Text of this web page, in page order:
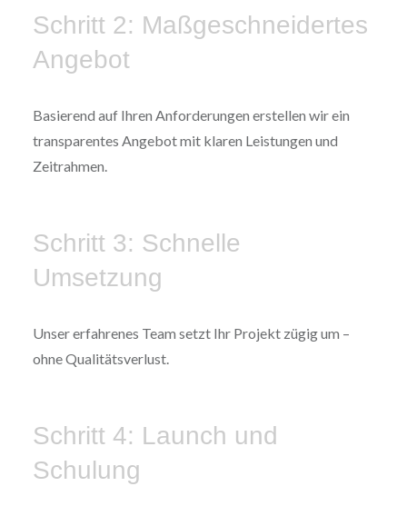
Schritt 2: Maßgeschneidertes
Angebot
Basierend auf Ihren Anforderungen erstellen wir ein
transparentes Angebot mit klaren Leistungen und
Zeitrahmen.
Schritt 3: Schnelle
Umsetzung
Unser erfahrenes Team setzt Ihr Projekt zügig um –
ohne Qualitätsverlust.
Schritt 4: Launch und
Schulung